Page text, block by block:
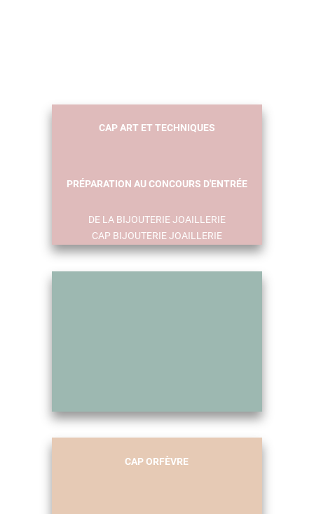
CAP ART ET TECHNIQUES
DE LA BIJOUTERIE JOAILLERIE
PRÉPARATION AU CONCOURS D'ENTRÉE
CAP BIJOUTERIE JOAILLERIE
CAP ORFÈVRE